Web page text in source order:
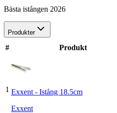
Bästa istången 2026
Produkter
# Produkt
1 Exxent - Istång 18.5cm
Exxent